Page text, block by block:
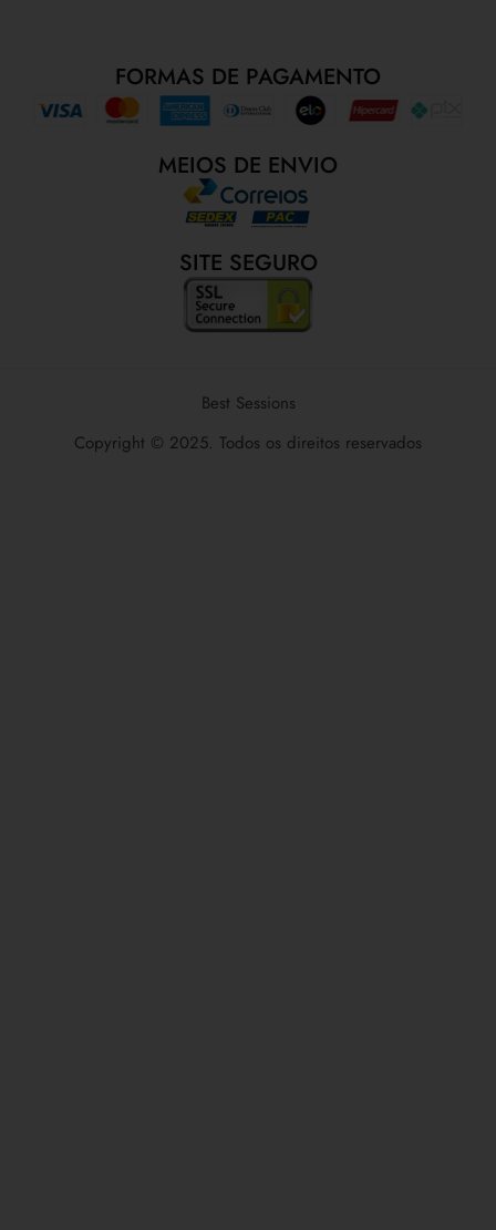
FORMAS DE PAGAMENTO
MEIOS DE ENVIO
SITE SEGURO
Best Sessions
Copyright © 2025. Todos os direitos reservados